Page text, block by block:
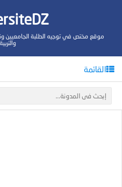
موقع مختص في توجيه الطلبة الجامعيين
والتربية
القائمة